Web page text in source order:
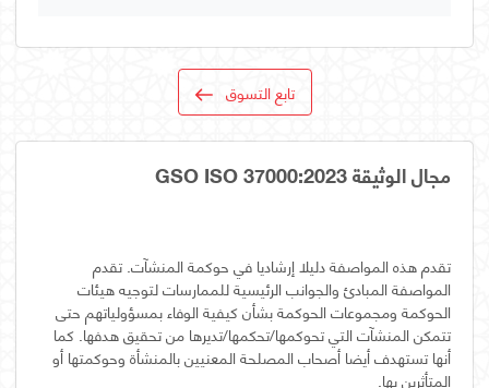
تابع التسوق
مجال الوثيقة GSO ISO 37000:2023
تقدم هذه المواصفة دليلا إرشاديا في حوكمة المنشآت. تقدم
المواصفة المبادئ والجوانب الرئيسية للممارسات لتوجيه هيئات
الحوكمة ومجموعات الحوكمة بشأن كيفية الوفاء بمسؤولياتهم حتى
تتمكن المنشآت التي تحوكمها/تحكمها/تديرها من تحقيق هدفها. كما
أنها تستهدف أيضا أصحاب المصلحة المعنيين بالمنشأة وحوكمتها أو